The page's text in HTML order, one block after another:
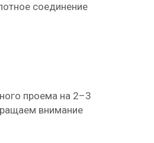
соединение
проема на 2–3
внимание